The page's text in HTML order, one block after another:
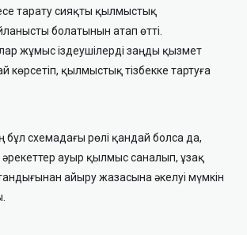
тарату сияқты қылмыстық
болатынын атап өтті.
жұмыс іздеушілерді заңды қызмет
көрсетіп, қылмыстық тізбекке тартуға
схемадағы рөлі қандай болса да,
әрекеттер ауыр қылмыс саналып, ұзақ
айыру жазасына әкелуі мүмкін